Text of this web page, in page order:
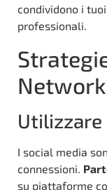
condividono i
professionali.
Utilizzare
I social media
connessioni.
su piattaforme